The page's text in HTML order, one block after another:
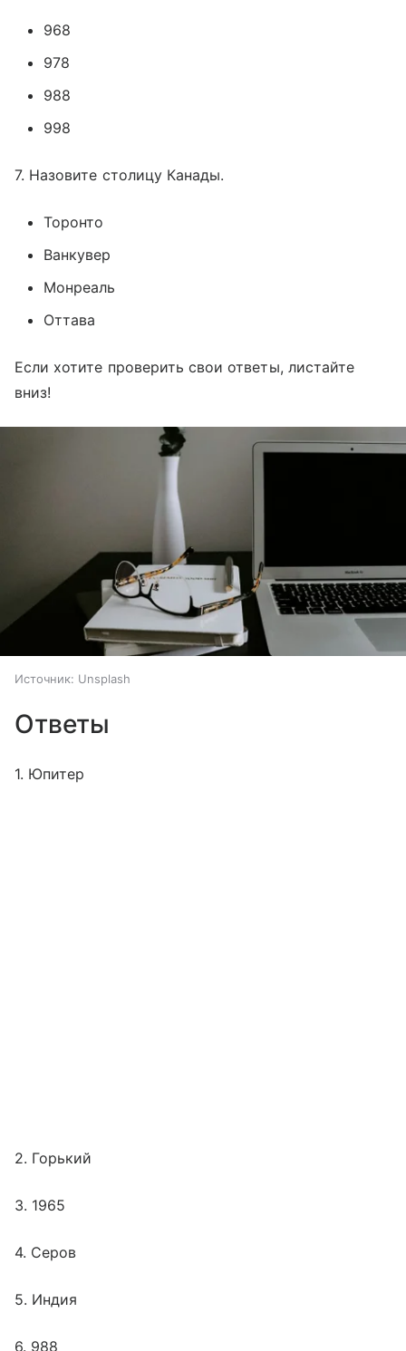
968
978
988
998
7. Назовите столицу Канады.
Торонто
Ванкувер
Монреаль
Оттава
Если хотите проверить свои ответы, листайте
вниз!
Источник: Unsplash
Ответы
1. Юпитер
2. Горький
3. 1965
4. Серов
5. Индия
6. 988